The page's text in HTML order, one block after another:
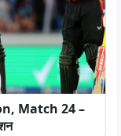
Match 24 –